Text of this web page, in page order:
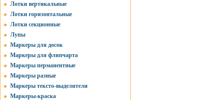
Лотки вертикальные
Лотки горизонтальные
Лотки секционные
Лупы
Маркеры для досок
Маркеры для флипчарта
Маркеры перманентные
Маркеры разные
Маркеры тексто-выделители
Маркеры-краска